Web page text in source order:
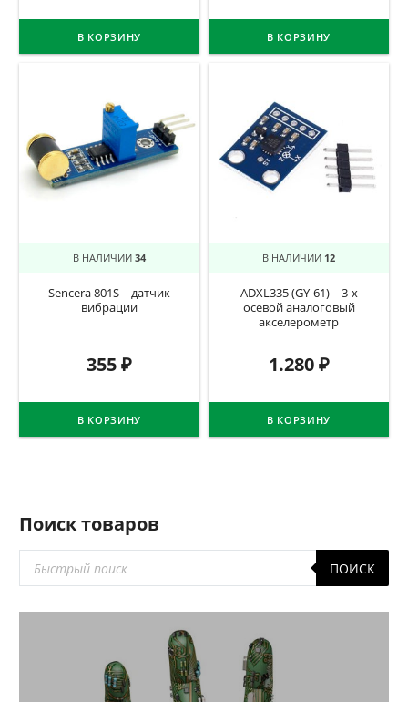
В КОРЗИНУ В КОРЗИНУ
В НАЛИЧИИ 34
Sencera 801S – датчик
вибрации
355₽
В КОРЗИНУ
В НАЛИЧИИ 12
ADXL335 (GY-61) – 3-х
осевой аналоговый
акселерометр
1.280₽
В КОРЗИНУ
Поиск товаров
товаров
ПОИСК